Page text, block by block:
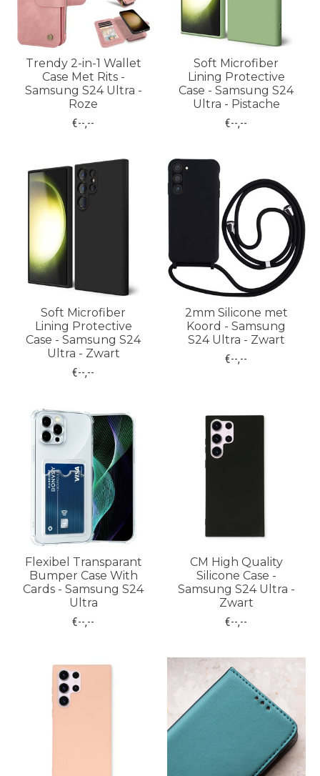
Trendy 2-in-1 Wallet
Case Met Rits -
Samsung S24 Ultra -
Roze
€--,--
Soft Microfiber
Lining Protective
Case - Samsung S24
Ultra - Pistache
€--,--
Soft Microfiber
Lining Protective
Case - Samsung S24
Ultra - Zwart
€--,--
2mm Silicone met
Koord - Samsung
S24 Ultra - Zwart
€--,--
Flexibel Transparant
Bumper Case With
Cards - Samsung S24
Ultra
€--,--
CM High Quality
Silicone Case -
Samsung S24 Ultra -
Zwart
€--,--